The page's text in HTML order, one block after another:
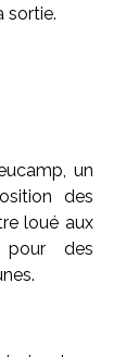
sortie.
un
des
loué aux
des